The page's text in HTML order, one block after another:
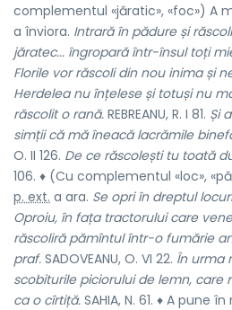
complementul «jăratic», «foc») A
a înviora. Intrară în pădure și
jăratec... îngropară într-însul toți
Florile vor răscoli din nou inima și
Herdelea nu înțelese și totuși nu
răscolit o rană. REBREANU, R. I 81. Și
simții că mă îneacă lacrămile
O. II 126. De ce răscolești tu toată
106. ♦ (Cu complementul «loc»,
p. ext. a ara. Se opri în dreptul
Oproiu, în fața tractorului care
răscoliră pămîntul într-o fumărie
praf. SADOVEANU, O. VI 22. În urma
scobiturile piciorului de lemn, care
ca o cîrtiță. SAHIA, N. 61. ♦ A pune